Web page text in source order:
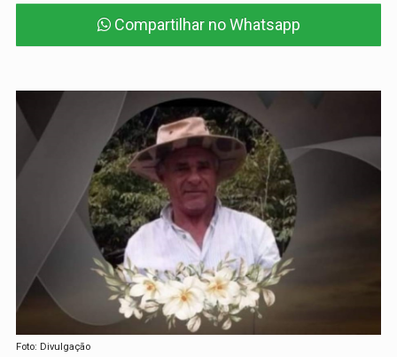
Compartilhar no Whatsapp
Foto: Divulgação